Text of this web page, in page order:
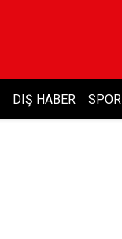
DIŞ HABER SPOR